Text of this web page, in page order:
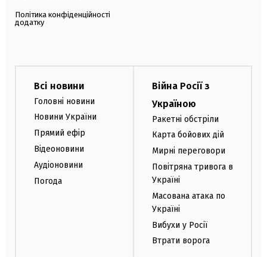
Політика конфіденційності
додатку
Всі новини
Головні новини
Новини України
Прямий ефір
Відеоновини
Аудіоновини
Погода
Війна Росії з
Україною
Ракетні обстріли
Карта бойових дій
Мирні переговори
Повітряна тривога в
Україні
Масована атака по
Україні
Вибухи у Росії
Втрати ворога